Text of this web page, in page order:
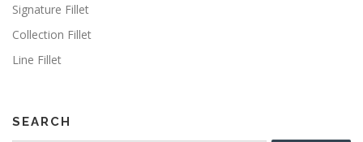
Signature Fillet
Collection Fillet
Line Fillet
SEARCH